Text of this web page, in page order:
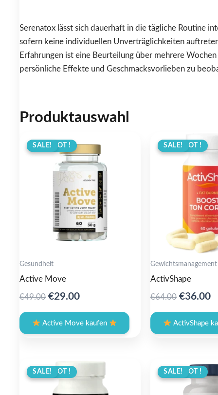
Serenatox lässt sich dauerhaft in die tägliche Routine
sofern keine individuellen Unverträglichkeiten
Erfahrungen ist eine Beurteilung über mehrere
persönliche Effekte und Geschmacksvorlieben zu
Produktauswahl
ANGEBOT !
SALE!
Gesundheit
Active Move
€49.00 Original
was:
€49.00.
€29.00Current
is:
€29.00.
Active Move kaufen
ANGEBOT !
SALE!
Gewichtsmanagement
ActivShape
€64.00 Original
was:
€64.00.
€36.00
ActivShape
ANGEBOT !
SALE! ANGEBOT !
SALE!